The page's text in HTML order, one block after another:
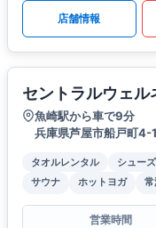
店舗情報
セントラルウェ
魚崎駅から車で9分
兵庫県芦屋市船戸町4-
タオルレンタル シュー
サウナ
ホットヨガ
営業時間